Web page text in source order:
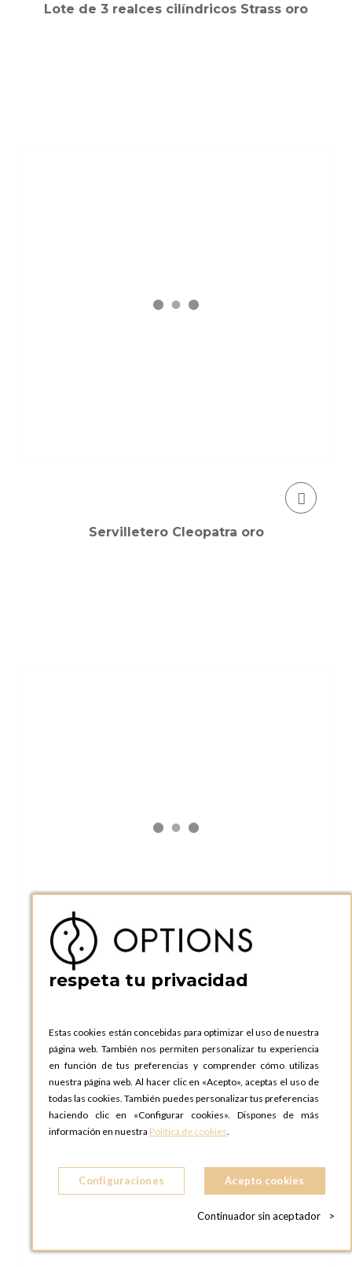
Lote de 3 realces cilíndricos Strass oro
Servilletero Cleopatra oro
Fiesta oro Ø 8 cm H 6 cm 19 cl
respeta tu privacidad
Estas cookies están concebidas para optimizar el uso de nuestra
página web. También nos permiten personalizar tu experiencia
en función de tus preferencias y comprender cómo utilizas
nuestra página web. Al hacer clic en «Acepto», aceptas el uso de
todas las cookies. También puedes personalizar tus preferencias
haciendo clic en «Configurar cookies». Dispones de más
información en nuestra Política de cookies.
Configuraciones Acepto cookies
Continuador sin aceptador >